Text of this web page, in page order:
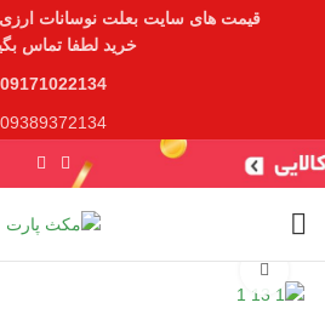
قیمت های سایت بعلت نوسانات ارزی
خرید لطفا تماس
09171022134
09389372134